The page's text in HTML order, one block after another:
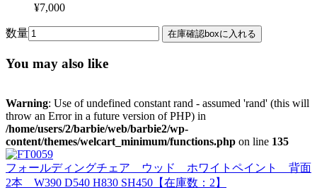
¥7,000
数量
You may also like
Warning: Use of undefined constant rand - assumed 'rand' (this will
throw an Error in a future version of PHP) in
/home/users/2/barbie/web/barbie2/wp-
content/themes/welcart_minimum/functions.php on line 135
フォールディングチェア ウッド ホワイトペイント 背面
2本 W390 D540 H830 SH450【在庫数：2】